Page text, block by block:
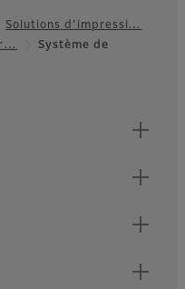
Solutions d’impressi…
Système de